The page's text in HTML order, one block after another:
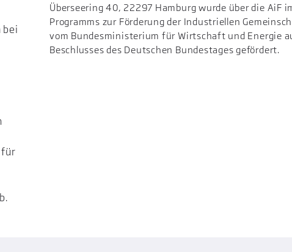
bei
für
Überseering 40, 22297 Hamburg wurde über die AiF
Programms zur Förderung der Industriellen
vom Bundesministerium für Wirtschaft und Energie
Beschlusses des Deutschen Bundestages gefördert.